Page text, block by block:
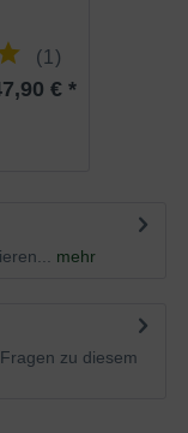
(1)
€ *
mehr
zu diesem